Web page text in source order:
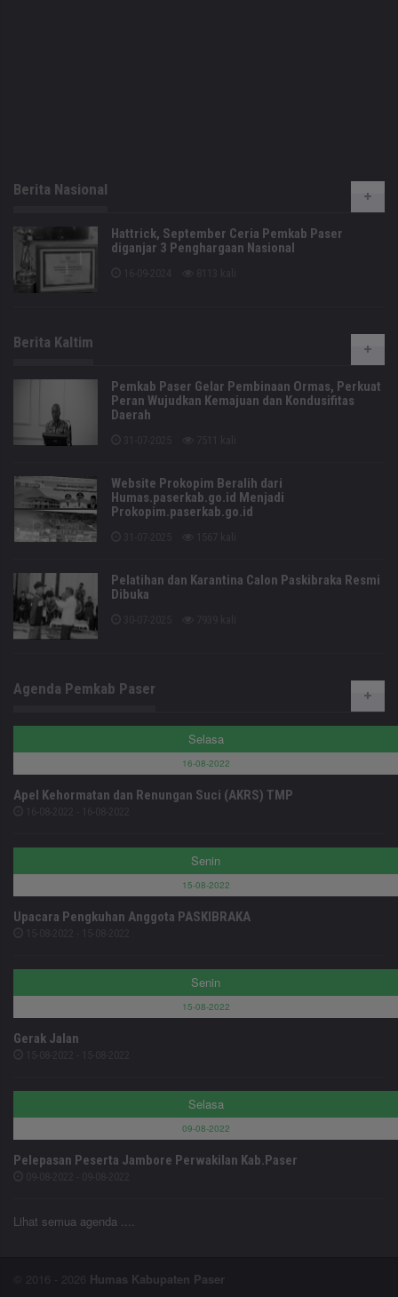
Berita Nasional
Hattrick, September Ceria Pemkab Paser
diganjar 3 Penghargaan Nasional
Berita Kaltim
Pemkab Paser Gelar Pembinaan Ormas, Perkuat
Peran Wujudkan Kemajuan dan Kondusifitas
Daerah
Website Prokopim Beralih dari
Humas.paserkab.go.id Menjadi
Prokopim.paserkab.go.id
Pelatihan dan Karantina Calon Paskibraka Resmi
Dibuka
Agenda Pemkab Paser
Selasa
16-08-2022
Apel Kehormatan dan Renungan Suci (AKRS) TMP
Senin
15-08-2022
Upacara Pengkuhan Anggota PASKIBRAKA
Senin
15-08-2022
Gerak Jalan
Selasa
09-08-2022
Pelepasan Peserta Jambore Perwakilan Kab.Paser
Lihat semua agenda ....
© 2016 - 2026 Humas Kabupaten Paser